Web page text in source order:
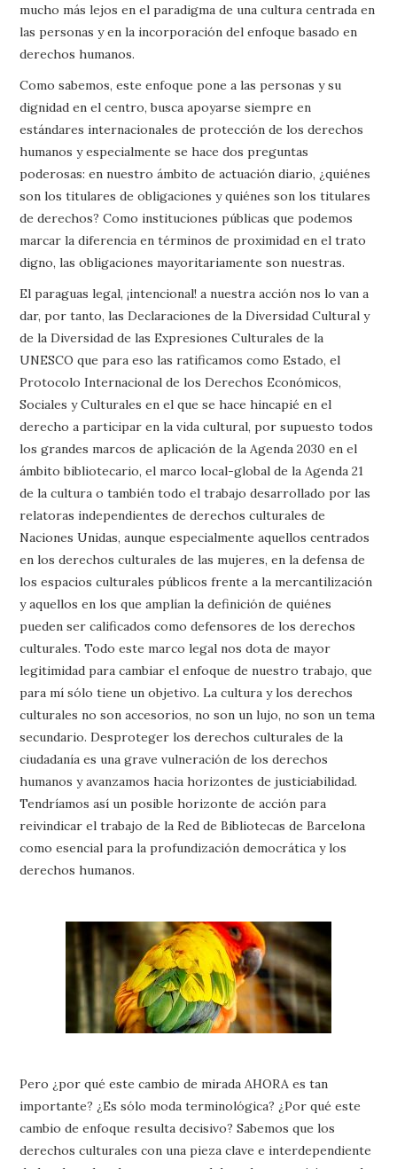
mucho más lejos en el paradigma de una cultura centrada en
las personas y en la incorporación del enfoque basado en
derechos humanos.
Como sabemos, este enfoque pone a las personas y su
dignidad en el centro, busca apoyarse siempre en
estándares internacionales de protección de los derechos
humanos y especialmente se hace dos preguntas
poderosas: en nuestro ámbito de actuación diario, ¿quiénes
son los titulares de obligaciones y quiénes son los titulares
de derechos? Como instituciones públicas que podemos
marcar la diferencia en términos de proximidad en el trato
digno, las obligaciones mayoritariamente son nuestras.
El paraguas legal, ¡intencional! a nuestra acción nos lo van a
dar, por tanto, las Declaraciones de la Diversidad Cultural y
de la Diversidad de las Expresiones Culturales de la
UNESCO que para eso las ratificamos como Estado, el
Protocolo Internacional de los Derechos Económicos,
Sociales y Culturales en el que se hace hincapié en el
derecho a participar en la vida cultural, por supuesto todos
los grandes marcos de aplicación de la Agenda 2030 en el
ámbito bibliotecario, el marco local-global de la Agenda 21
de la cultura o también todo el trabajo desarrollado por las
relatoras independientes de derechos culturales de
Naciones Unidas, aunque especialmente aquellos centrados
en los derechos culturales de las mujeres, en la defensa de
los espacios culturales públicos frente a la mercantilización
y aquellos en los que amplían la definición de quiénes
pueden ser calificados como defensores de los derechos
culturales. Todo este marco legal nos dota de mayor
legitimidad para cambiar el enfoque de nuestro trabajo, que
para mí sólo tiene un objetivo. La cultura y los derechos
culturales no son accesorios, no son un lujo, no son un tema
secundario. Desproteger los derechos culturales de la
ciudadanía es una grave vulneración de los derechos
humanos y avanzamos hacia horizontes de justiciabilidad.
Tendríamos así un posible horizonte de acción para
reivindicar el trabajo de la Red de Bibliotecas de Barcelona
como esencial para la profundización democrática y los
derechos humanos.
Pero ¿por qué este cambio de mirada AHORA es tan
importante? ¿Es sólo moda terminológica? ¿Por qué este
cambio de enfoque resulta decisivo? Sabemos que los
derechos culturales con una pieza clave e interdependiente